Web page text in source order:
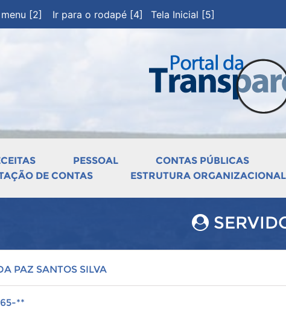
[2] Ir para o rodapé [4] Tela Inicial [5]
PESSOAL CONTAS PÚBLICAS
DE CONTAS ESTRUTURA ORGANIZACIONAL
PAZ SANTOS SILVA
**